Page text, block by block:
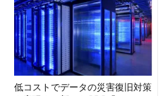
低コストでデータの災害復旧対策